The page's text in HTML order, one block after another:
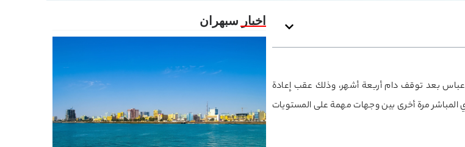
بعد توقف دام أربعة أشهر، وذلك عقب إعادة
المباشر مرة أخرى بين وجهات مهمة على المستويات